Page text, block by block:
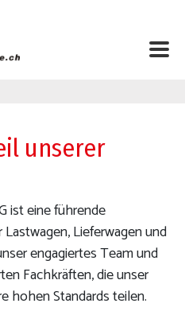
unserer
ist eine führende
Lieferwagen und
engagiertes Team und
Fachkräften, die unser
hohen Standards teilen.